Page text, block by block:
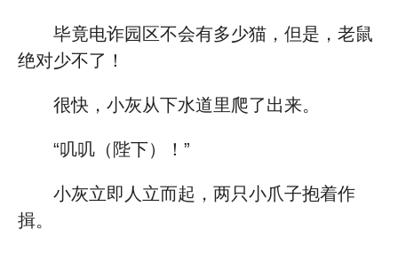
毕竟电诈园区不会有多少猫，但是，老鼠
绝对少不了！
很快，小灰从下水道里爬了出来。
“叽叽（陛下）！”
小灰立即人立而起，两只小爪子抱着作
揖。